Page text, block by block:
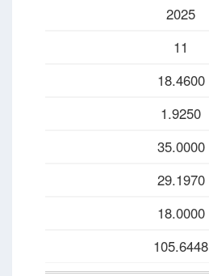
2025
11
18.4600
1.9250
35.0000
29.1970
18.0000
105.6448